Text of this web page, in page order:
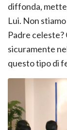
diffonda,
Lui. Non
Padre
sicuramente
questo tipo di